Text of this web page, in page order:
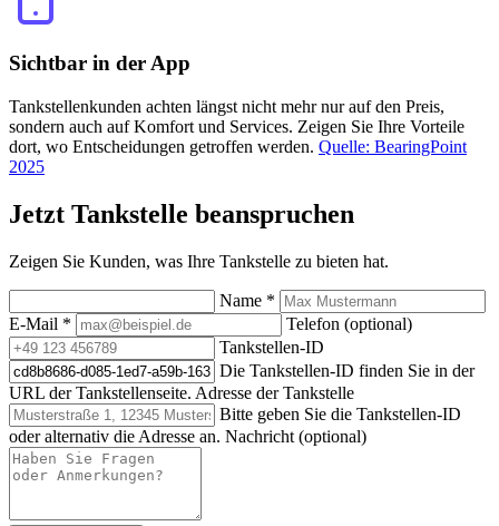
Sichtbar in der App
Tankstellenkunden achten längst nicht mehr nur auf den Preis,
sondern auch auf Komfort und Services. Zeigen Sie Ihre Vorteile
dort, wo Entscheidungen getroffen werden. Quelle: BearingPoint
2025
Jetzt Tankstelle beanspruchen
Zeigen Sie Kunden, was Ihre Tankstelle zu bieten hat.
Name *
E-Mail *
Telefon (optional)
Tankstellen-ID
Die Tankstellen-ID finden Sie in der
URL der Tankstellenseite. Adresse der Tankstelle
Bitte geben Sie die Tankstellen-ID
oder alternativ die Adresse an. Nachricht (optional)